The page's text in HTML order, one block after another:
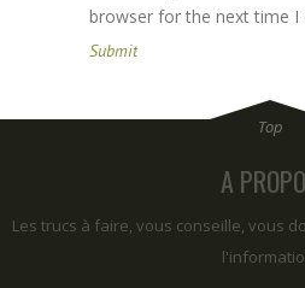
browser for the next time I
A
Les trucs à faire, vous conseille, vous